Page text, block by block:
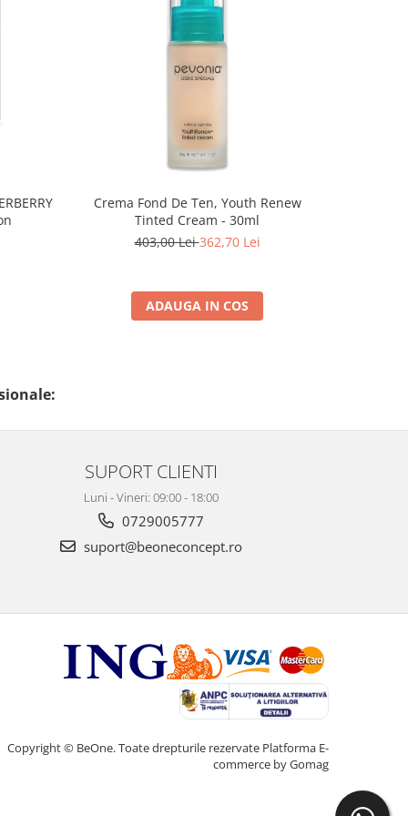
Crema Fond De Ten, Youth Renew
Tinted Cream - 30ml
403,00 Lei362,70 Lei
ADAUGA IN COS
SUPORT CLIENTI
Luni - Vineri: 09:00 - 18:00
0729005777
suport@beoneconcept.ro
Copyright © BeOne. Toate drepturile rezervate Platforma E-
commerce by Gomag